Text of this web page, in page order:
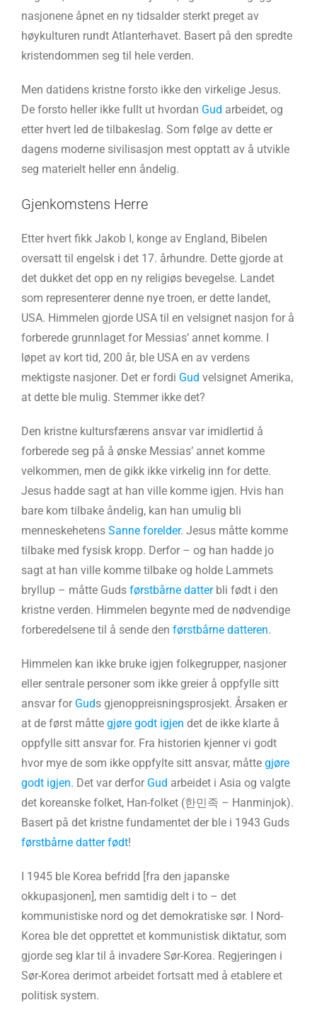
nasjonene åpnet en ny tidsalder sterkt preget av
høykulturen rundt Atlanterhavet. Basert på den spredte
kristendommen seg til hele verden.
Men datidens kristne forsto ikke den virkelige Jesus.
De forsto heller ikke fullt ut hvordan Gud arbeidet, og
etter hvert led de tilbakeslag. Som følge av dette er
dagens moderne sivilisasjon mest opptatt av å utvikle
seg materielt heller enn åndelig.
Gjenkomstens Herre
Etter hvert fikk Jakob I, konge av England, Bibelen
oversatt til engelsk i det 17. århundre. Dette gjorde at
det dukket det opp en ny religiøs bevegelse. Landet
som representerer denne nye troen, er dette landet,
USA. Himmelen gjorde USA til en velsignet nasjon for å
forberede grunnlaget for Messias’ annet komme. I
løpet av kort tid, 200 år, ble USA en av verdens
mektigste nasjoner. Det er fordi Gud velsignet Amerika,
at dette ble mulig. Stemmer ikke det?
Den kristne kultursfærens ansvar var imidlertid å
forberede seg på å ønske Messias’ annet komme
velkommen, men de gikk ikke virkelig inn for dette.
Jesus hadde sagt at han ville komme igjen. Hvis han
bare kom tilbake åndelig, kan han umulig bli
menneskehetens Sanne forelder. Jesus måtte komme
tilbake med fysisk kropp. Derfor – og han hadde jo
sagt at han ville komme tilbake og holde Lammets
bryllup – måtte Guds førstbårne datterbli født i den
kristne verden. Himmelen begynte med de nødvendige
forberedelsene til å sende den førstbårne datteren.
Himmelen kan ikke bruke igjen folkegrupper, nasjoner
eller sentrale personer som ikke greier å oppfylle sitt
ansvar for Guds gjenoppreisningsprosjekt. Årsaken er
at de først måtte gjøre godt igjen det de ikke klarte å
oppfylle sitt ansvar for. Fra historien kjenner vi godt
hvor mye de som ikke oppfylte sitt ansvar, måtte gjøre
godt igjen. Det var derfor Gud arbeidet i Asia og valgte
det koreanske folket, Han-folket (한민족 – Hanminjok).
Basert på det kristne fundamentet der ble i 1943 Guds
førstbårne datter født!
I 1945 ble Korea befridd [fra den japanske
okkupasjonen], men samtidig delt i to – det
kommunistiske nord og det demokratiske sør. I Nord-
Korea ble det opprettet et kommunistisk diktatur, som
gjorde seg klar til å invadere Sør-Korea. Regjeringen i
Sør-Korea derimot arbeidet fortsatt med å etablere et
politisk system.